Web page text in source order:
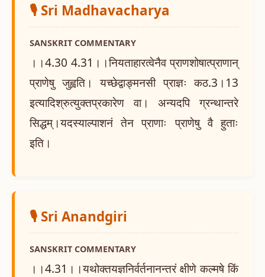
🎙️ Sri Madhavacharya
SANSKRIT COMMENTARY
।।4.30 4.31।।नियताहारत्वेनैव प्राणशोषात्प्राणान्
प्राणेषु जुह्वति। यच्छेद्वाङ्मनसी प्राज्ञः कठ.3।13
इत्यादिश्रुत्युक्तप्रकारेण वा। अन्यदपि ग्रन्थान्तरे
सिद्धम्।यदस्याल्पाशनं तेन प्राणाः प्राणेषु वै हुताः
इति।
🎙️ Sri Anandgiri
SANSKRIT COMMENTARY
।।4.31।।यथोक्तयज्ञनिर्वर्तनानन्तरं क्षीणे कल्मषे किं